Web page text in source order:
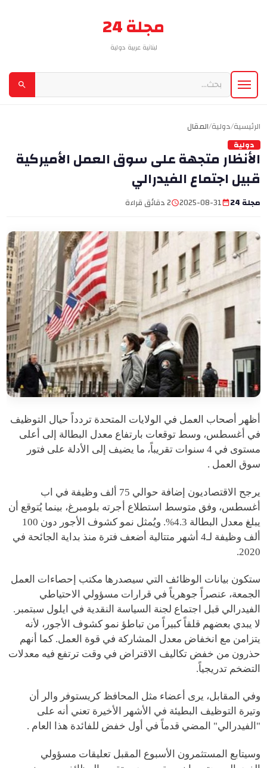
مجلة 24
لبنانية عربية دولية
الرئيسية/دولية/المقال
دولية
الأنظار متجهة على سوق العمل الأميركية
قبيل اجتماع الفيدرالي
مجلة 24 2025-08-31 2 دقائق قراءة
أظهر أصحاب العمل في الولايات المتحدة تردداً حيال التوظيف
في أغسطس، وسط توقعات بارتفاع معدل البطالة إلى أعلى
مستوى في 4 سنوات تقريباً، ما يضيف إلى الأدلة على فتور
سوق العمل .
يرجح الاقتصاديون إضافة حوالي 75 ألف وظيفة في اب
أغسطس، وفق متوسط استطلاع أجرته بلومبرغ، بينما يُتوقع أن
يبلغ معدل البطالة 4.3%. ويُمثل نمو كشوف الأجور دون 100
ألف وظيفة لـ4 أشهر متتالية أضعف فترة منذ بداية الجائحة في
2020.
ستكون بيانات الوظائف التي سيصدرها مكتب إحصاءات العمل
الجمعة، عنصراً جوهرياً في قرارات مسؤولي الاحتياطي
الفيدرالي قبل اجتماع لجنة السياسة النقدية في ايلول سبتمبر.
لا يبدي بعضهم قلقاً كبيراً من تباطؤ نمو كشوف الأجور، لأنه
يتزامن مع انخفاض معدل المشاركة في قوة العمل. كما أنهم
حذرون من خفض تكاليف الاقتراض في وقت ترتفع فيه معدلات
التضخم تدريجياً.
وفي المقابل، يرى أعضاء مثل المحافظ كريستوفر والر أن
وتيرة التوظيف البطيئة في الأشهر الأخيرة تعني أنه على
"الفيدرالي" المضي قدماً في أول خفض للفائدة هذا العام .
وسيتابع المستثمرون الأسبوع المقبل تعليقات مسؤولي